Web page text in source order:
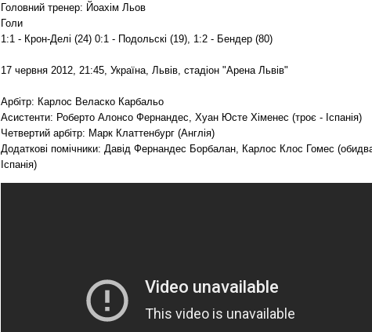
Головний тренер: Йоахім Льов
Голи
1:1 - Крон-Делі (24) 0:1 - Подольскі (19), 1:2 - Бендер (80)
17 червня 2012, 21:45, Україна, Львів, стадіон "Арена Львів"
Арбітр: Карлос Веласко Карбальо
Асистенти: Роберто Алонсо Фернандес, Хуан Юсте Хіменес (троє - Іспанія)
Четвертий арбітр: Марк Клаттенбург (Англія)
Додаткові помічники: Давід Фернандес Борбалан, Карлос Клос Гомес
Іспанія)